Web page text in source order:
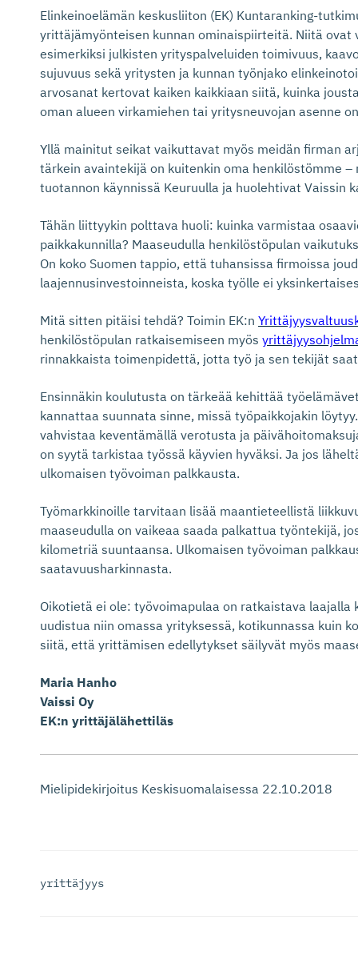
Elinkeinoelämän keskusliiton (EK) Kuntaranking-
yrittäjämyönteisen kunnan ominaispiirteitä. Niitä
esimerkiksi julkisten yrityspalveluiden toimivuus,
sujuvuus sekä yritysten ja kunnan työnjako
arvosanat kertovat kaiken kaikkiaan siitä, kuinka
oman alueen virkamiehen tai yritysneuvojan asenne
Yllä mainitut seikat vaikuttavat myös meidän firman
tärkein avaintekijä on kuitenkin oma henkilöstömme
tuotannon käynnissä Keuruulla ja huolehtivat Vaissin
Tähän liittyykin polttava huoli: kuinka varmistaa
paikkakunnilla? Maaseudulla henkilöstöpulan
On koko Suomen tappio, että tuhansissa firmoissa
laajennusinvestoinneista, koska työlle ei
Mitä sitten pitäisi tehdä? Toimin EK:n
henkilöstöpulan ratkaisemiseen myös
rinnakkaista toimenpidettä, jotta työ ja sen tekijät
Ensinnäkin koulutusta on tärkeää kehittää
kannattaa suunnata sinne, missä työpaikkojakin
vahvistaa keventämällä verotusta ja
on syytä tarkistaa työssä käyvien hyväksi. Ja jos
ulkomaisen työvoiman palkkausta.
Työmarkkinoille tarvitaan lisää maantieteellistä
maaseudulla on vaikeaa saada palkattua työntekijä,
kilometriä suuntaansa. Ulkomaisen työvoiman
saatavuusharkinnasta.
Oikotietä ei ole: työvoimapulaa on ratkaistava laajalla
uudistua niin omassa yrityksessä, kotikunnassa kuin
siitä, että yrittämisen edellytykset säilyvät myös
Maria Hanho
Vaissi Oy
EK:n yrittäjälähettiläs
Mielipidekirjoitus Keskisuomalaisessa 22.10.2018
yrittäjyys